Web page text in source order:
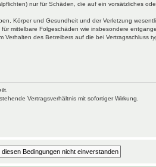
nur für Schäden, die auf ein vorsätzliches
Körper und Gesundheit und der Verletzung
mittelbare Folgeschäden wie insbesondere
des Betreibers auf die bei Vertragsschluss
Vertragsverhältnis mit sofortiger Wirkung.